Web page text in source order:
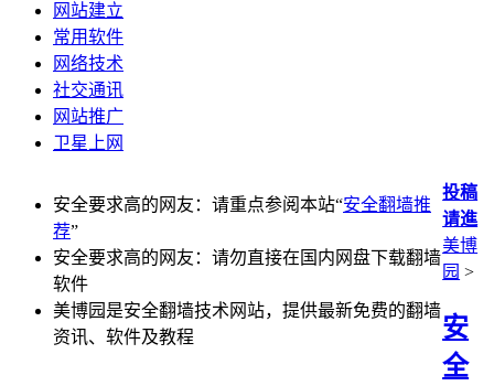
网站建立
常用软件
网络技术
社交通讯
网站推广
卫星上网
安全要求高的网友：请重点参阅本站“安全翻墙推
荐”
安全要求高的网友：请勿直接在国内网盘下载翻墙
软件
美博园是安全翻墙技术网站，提供最新免费的翻墙
资讯、软件及教程
投稿
请進
美博
园 >
安
全